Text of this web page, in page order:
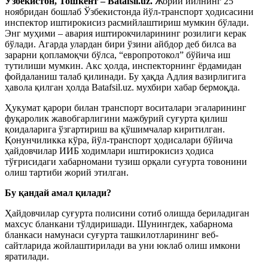
ноябридан бошлаб Ўзбекистонда йўл-транспорт ҳодисасини
инспектор иштирокисиз расмийлаштириш мумкин бўлади.
Энг муҳими – авария иштирокчиларининг розилиги керак
бўлади. Агарда улардан бири ўзини айбдор деб билса ва
зарарни қопламоқчи бўлса, “европротокол” бўйича иш
тутилиши мумкин. Акс ҳолда, инспекторнинг ёрдамидан
фойдаланиш талаб қилинади. Бу ҳақда Адлия вазирлигига
ҳавола қилган ҳолда Batafsil.uz. мухбири хабар бермоқда.
Ҳукумат қарори билан транспорт воситалари эгаларининг
фуқаролик жавобгарлигини мажбурий суғурта қилиш
қоидаларига ўзгартириш ва қўшимчалар киритилган.
Қонунчиликка кўра, йўл-транспорт ҳодисалари бўйича
ҳайдовчилар ИИБ ходимлари иштирокисиз ҳодиса
тўғрисидаги хабарномани тузиш орқали суғурта товонини
олиш тартиби жорий этилган.
Бу қандай амал қилади?
Ҳайдовчилар суғурта полисини сотиб олишда бериладиган
махсус бланкани тўлдиришади. Шунингдек, хабарнома
бланкаси намунаси суғурта ташкилотларининг веб-
сайтларида жойлаштирилади ва уни юклаб олиш имкони
яратилади.